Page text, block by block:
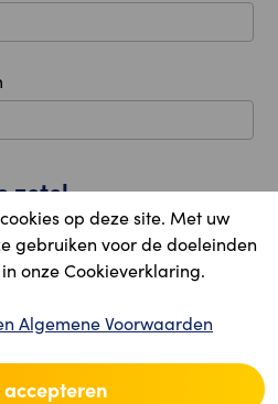
op deze site. Met uw
gebruiken voor de doeleinden
onze Cookieverklaring.
Algemene Voorwaarden
accepteren
zetel